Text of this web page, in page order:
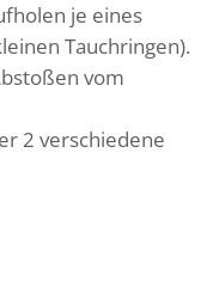
je eines
Tauchringen).
vom
2 verschiedene